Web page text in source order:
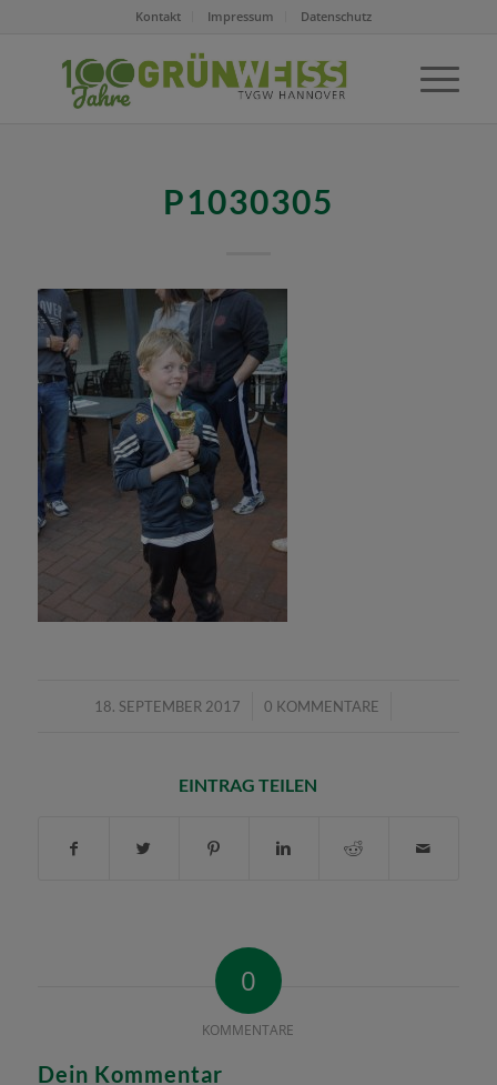
Kontakt Impressum Datenschutz
P1030305
18. SEPTEMBER 2017
/ 0 KOMMENTARE
/
EINTRAG TEILEN
0
KOMMENTARE
Dein Kommentar